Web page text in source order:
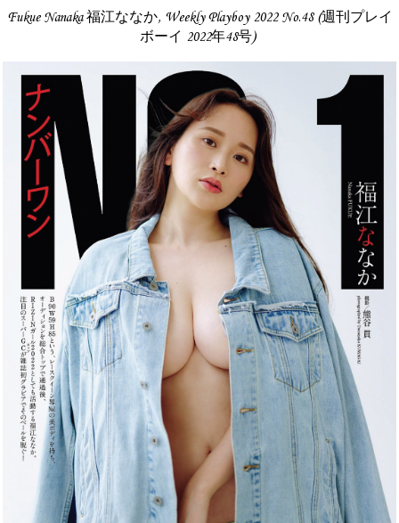
Fukue Nanaka 福江ななか, Weekly Playboy 2022 No.48 (週刊プレイ
ボーイ 2022年48号)